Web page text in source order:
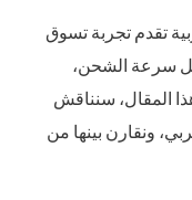
تقدم تجربة تسوق
سرعة الشحن،
المقال، سنناقش
ونقارن بينها من